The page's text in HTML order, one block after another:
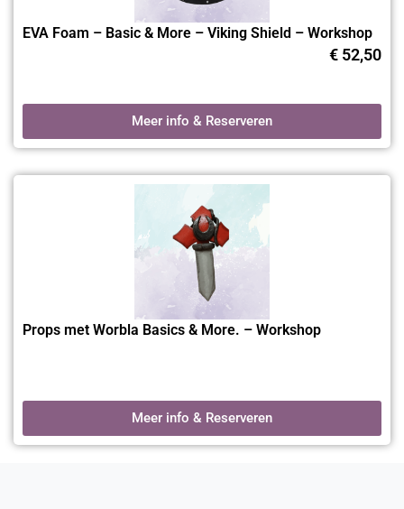
Vragen of hulp nodig?
materiaaladvies? Onze
klantenservice van WorkshopsGoirle
reservering of creatieve keuzes, zodat jij met een gerust hart
kunt deelnemen aan jouw favoriete workshop.
Blijf op de hoogte via het Befoamtastic
lees je terugblikken op workshops,
tips van onze docenten en nieuws over aankomende
evenementen. Zo blijf je op de hoogte van nieuwe data,
technieken en trends binnen de creatieve wereld van
Laat je inspireren en word onderdeel van de Befoamtastic
EVA Foam – Basic & More – Viking Shield – Workshop
€ 52,50
Meer info & Reserveren
Props met Worbla Basics & More. – Workshop
Meer info & Reserveren